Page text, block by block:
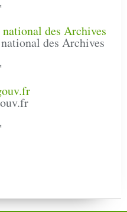
des Archives